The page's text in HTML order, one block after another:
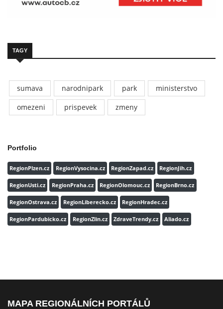
TAGY
sumava narodnipark park
ministerstvo
omezeni
prispevek zmeny
Portfolio
RegionPlzen.cz RegionVysocina.cz RegionZapad.cz RegionJih.cz
RegionUsti.cz RegionPraha.cz RegionOlomouc.cz RegionBrno.cz
RegionOstrava.cz RegionLiberecko.cz RegionHradec.cz
RegionPardubicko.cz RegionZlin.cz ZdraveTrendy.cz Aliado.cz
MAPA REGIONÁLNÍCH PORTÁLŮ